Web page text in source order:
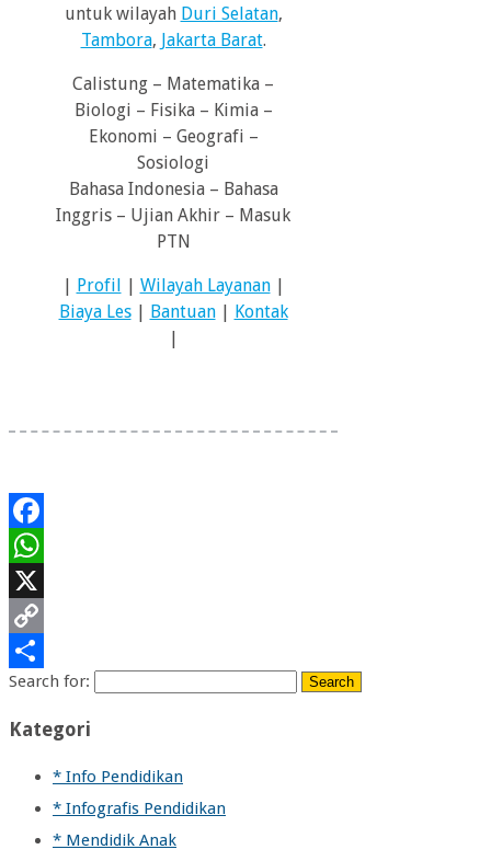
untuk wilayah Duri Selatan,
Tambora, Jakarta Barat.
Calistung – Matematika –
Biologi – Fisika – Kimia –
Ekonomi – Geografi –
Sosiologi
Bahasa Indonesia – Bahasa
Inggris – Ujian Akhir – Masuk
PTN
Profil Wilayah Layanan|
Biaya Les| Bantuan|
Kontak
Facebook
WhatsApp
X
Copy
Link
Share
Search for:
Kategori
* Info Pendidikan
* Infografis Pendidikan
* Mendidik Anak